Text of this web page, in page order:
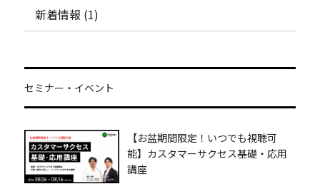
新着情報 (1)
セミナー・イベント
【お盆期間限定！いつでも視聴可
能】カスタマーサクセス基礎・応用
講座